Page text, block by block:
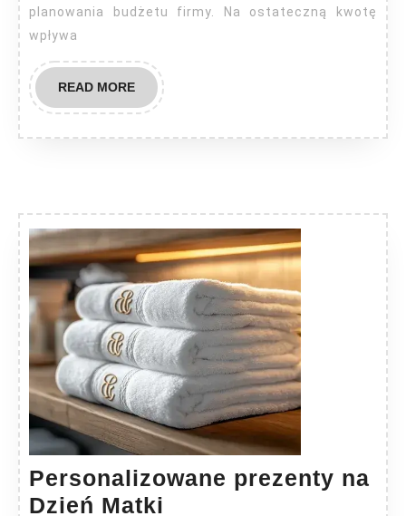
planowania budżetu firmy. Na ostateczną kwotę
wpływa
READ MOREREAD
MORE
Personalizowane prezenty na
Dzień Matki